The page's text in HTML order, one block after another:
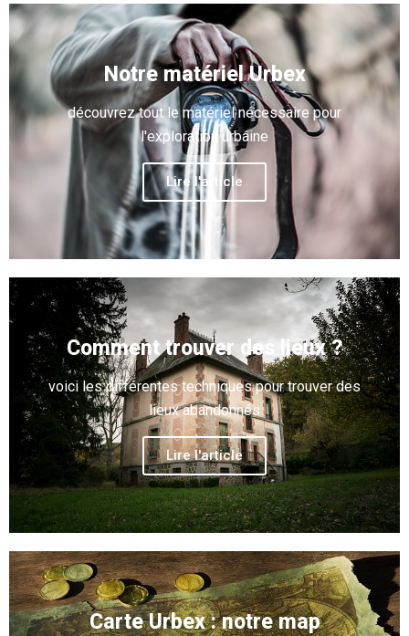
Notre matériel Urbex
découvrez tout le matériel nécessaire pour
l'exploration urbaine
Lire l'article
Comment trouver des lieux ?
voici les différentes techniques pour trouver des
lieux abandonnés
Lire l'article
Carte Urbex : notre map